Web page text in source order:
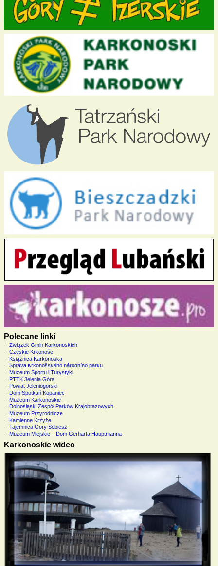
Polecane linki
Związek Gmin Karkonoskich
Czeskie Krkonoše
Książnica Karkonoska
Správa Krkonošského národního parku
Muzeum Sportu i Turystyki
PTTK Jelenia Góra
Powiat Jeleniogórski
Dom Spotkań Kopaniec
Muzeum Karkonoskie
Dolnośląski Zespół Parków Krajobrazowych
Muzeum Przyrodnicze
Kamienne Krzyże
Tajemnica Góry Sobiesz
Muzeum Miejskie – Dom Gerharta Hauptmanna
Karkonoskie wideo